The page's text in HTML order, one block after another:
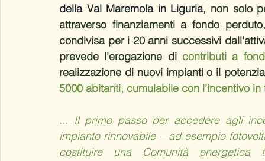
della Val Maremola in Liguria, non solo
attraverso finanziamenti a fondo
condivisa per i 20 anni successivi
prevede l'erogazione di contributi a
realizzazione di nuovi impianti o il
5000 abitanti, cumulabile con l’incentivo in
... Il primo passo per accedere agli
impianto rinnovabile – ad esempio
costituire una Comunità